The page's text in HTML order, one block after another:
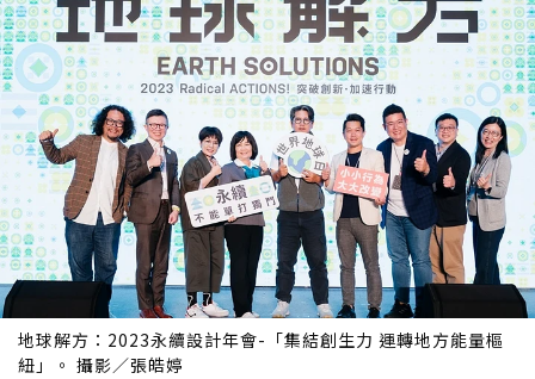
地球解方：2023永續設計年會-「集結創生力 運轉地方能量樞
紐」。 攝影／張皓婷